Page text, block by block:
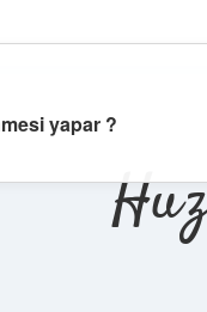
yapar ?